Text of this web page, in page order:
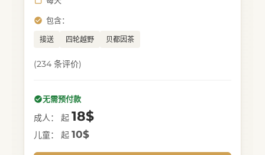
包含：
接送 四轮越野 贝都因茶
(234 条评价)
无需预付款
成人： 起 18$
儿童： 起 10$